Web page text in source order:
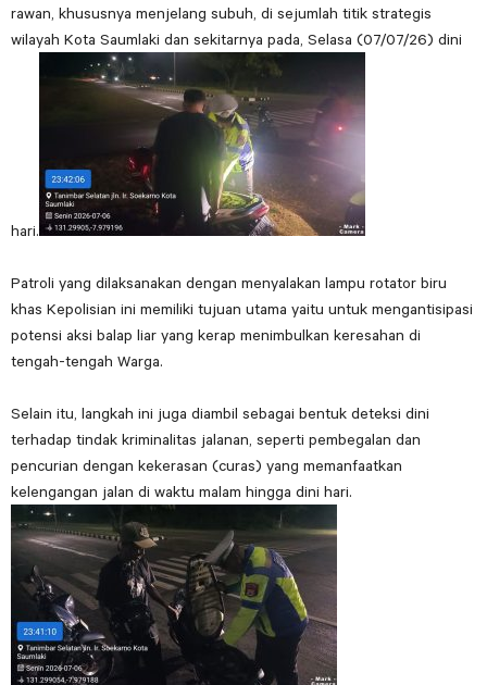
rawan, khususnya menjelang subuh, di sejumlah titik strategis
wilayah Kota Saumlaki dan sekitarnya pada, Selasa (07/07/26) dini
hari.
Patroli yang dilaksanakan dengan menyalakan lampu rotator biru
khas Kepolisian ini memiliki tujuan utama yaitu untuk mengantisipasi
potensi aksi balap liar yang kerap menimbulkan keresahan di
tengah-tengah Warga.
Selain itu, langkah ini juga diambil sebagai bentuk deteksi dini
terhadap tindak kriminalitas jalanan, seperti pembegalan dan
pencurian dengan kekerasan (curas) yang memanfaatkan
kelengangan jalan di waktu malam hingga dini hari.